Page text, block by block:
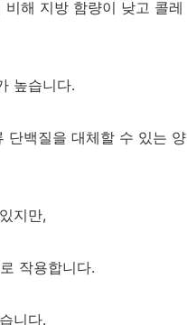
해 지방 함량이 낮고 콜레
높습니다.
단백질을 대체할 수 있는 양
지만,
작용합니다.
니다.